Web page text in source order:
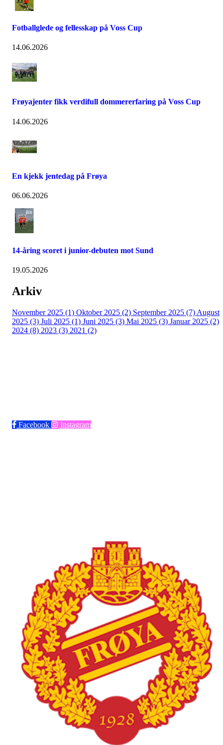
Fotballglede og fellesskap på Voss Cup
14.06.2026
Frøyajenter fikk verdifull dommererfaring på Voss Cup
14.06.2026
En kjekk jentedag på Frøya
06.06.2026
14-åring scoret i junior-debuten mot Sund
19.05.2026
Arkiv
November 2025 (1) Oktober 2025 (2) September 2025 (7) August
2025 (3) Juli 2025 (1) Juni 2025 (3) Mai 2025 (3) Januar 2025 (2)
2024 (8) 2023 (3) 2021 (2)
Facebook Instagram